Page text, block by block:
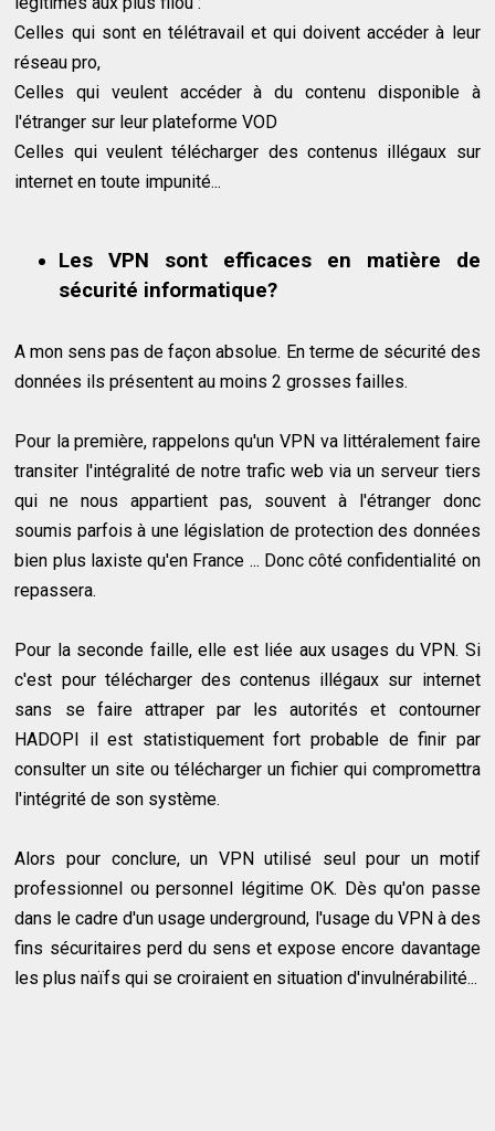
Celles qui sont en télétravail et qui doivent accéder à leur
réseau pro,
Celles qui veulent accéder à du contenu disponible à
l'étranger sur leur plateforme VOD
Celles qui veulent télécharger des contenus illégaux sur
internet en toute impunité...
Les VPN sont efficaces en matière de
sécurité informatique?
A mon sens pas de façon absolue. En terme de sécurité des
données ils présentent au moins 2 grosses failles.
Pour la première, rappelons qu'un VPN va littéralement faire
transiter l'intégralité de notre trafic web via un serveur tiers
qui ne nous appartient pas, souvent à l'étranger donc
soumis parfois à une législation de protection des données
bien plus laxiste qu'en France ... Donc côté confidentialité on
repassera.
Pour la seconde faille, elle est liée aux usages du VPN. Si
c'est pour télécharger des contenus illégaux sur internet
sans se faire attraper par les autorités et contourner
HADOPI il est statistiquement fort probable de finir par
consulter un site ou télécharger un fichier qui compromettra
l'intégrité de son système.
Alors pour conclure, un VPN utilisé seul pour un motif
professionnel ou personnel légitime OK. Dès qu'on passe
dans le cadre d'un usage underground, l'usage du VPN à des
fins sécuritaires perd du sens et expose encore davantage
les plus naïfs qui se croiraient en situation d'invulnérabilité...